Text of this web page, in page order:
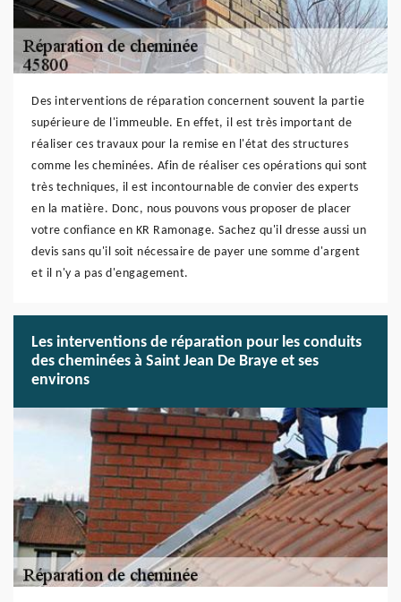
Des interventions de réparation concernent souvent la partie
supérieure de l'immeuble. En effet, il est très important de
réaliser ces travaux pour la remise en l'état des structures
comme les cheminées. Afin de réaliser ces opérations qui sont
très techniques, il est incontournable de convier des experts
en la matière. Donc, nous pouvons vous proposer de placer
votre confiance en KR Ramonage. Sachez qu'il dresse aussi un
devis sans qu'il soit nécessaire de payer une somme d'argent
et il n'y a pas d'engagement.
Les interventions de réparation pour les conduits
des cheminées à Saint Jean De Braye et ses
environs